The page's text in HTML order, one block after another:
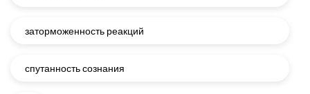
заторможенность реакций
спутанность сознания